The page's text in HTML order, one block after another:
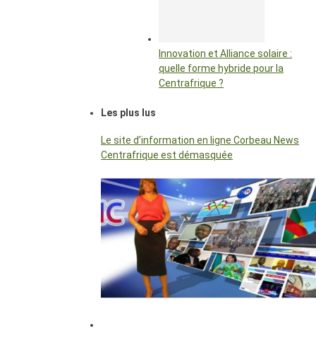
Innovation et Alliance solaire :
quelle forme hybride pour la
Centrafrique ?
Les plus lus
Le site d’information en ligne Corbeau News
Centrafrique est démasquée